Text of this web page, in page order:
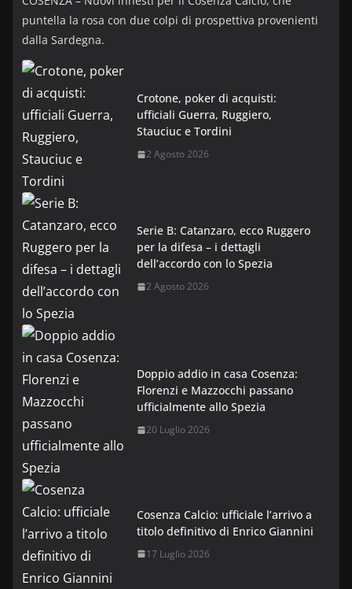
puntella la rosa con due colpi di prospettiva provenienti
dalla Sardegna.
Crotone, poker di acquisti:
ufficiali Guerra, Ruggiero,
Stauciuc e Tordini
2 Agosto 2026
Serie B: Catanzaro, ecco Ruggero
per la difesa – i dettagli
dell’accordo con lo Spezia
2 Agosto 2026
Doppio addio in casa Cosenza:
Florenzi e Mazzocchi passano
ufficialmente allo Spezia
20 Luglio 2026
Cosenza Calcio: ufficiale l’arrivo a
titolo definitivo di Enrico Giannini
17 Luglio 2026